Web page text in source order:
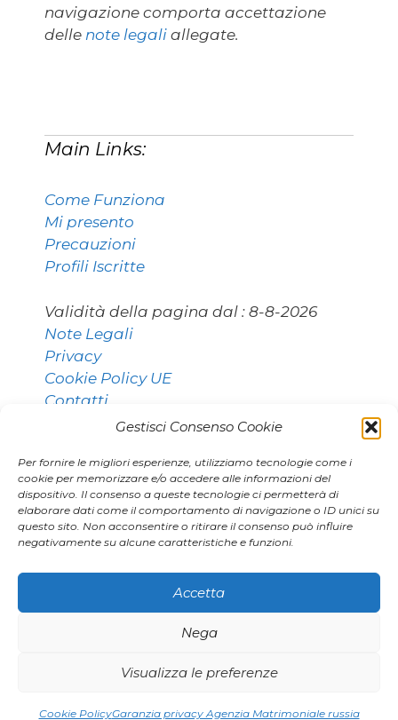
Gestisci Consenso Cookie
Per fornire le migliori esperienze, utilizziamo tecnologie come i
cookie per memorizzare e/o accedere alle informazioni del
dispositivo. Il consenso a queste tecnologie ci permetterà di
elaborare dati come il comportamento di navigazione o ID unici su
questo sito. Non acconsentire o ritirare il consenso può influire
negativamente su alcune caratteristiche e funzioni.
Accetta
Nega
Visualizza le preferenze
Cookie PolicyGaranzia privacy Agenzia Matrimoniale russia
navigazione comporta accettazione
delle note legali allegate.
Main Links:
Come Funziona
Mi presento
Precauzioni
Profili Iscritte
Validità della pagina dal : 8-8-2026
Note Legali
Privacy
Cookie Policy UE
Contatti
Contatti:
011 9531768 [Torino]
agenzia.marianna@gmail.com
Smp1|Smp2| Google Smp
© 2026 Agenzia Marianna• Creato conGeneratePress